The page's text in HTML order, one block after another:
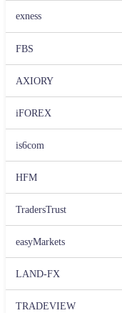
exness
FBS
AXIORY
iFOREX
is6com
HFM
TradersTrust
easyMarkets
LAND-FX
TRADEVIEW